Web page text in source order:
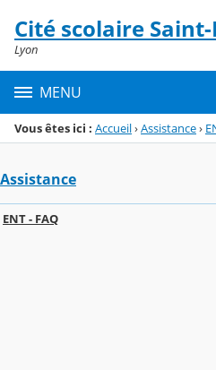
Menu de la rubrique
Contenu
Cité scolaire
Lyon
MENU
Vous êtes ici : Accueil›Assistance›
Assistance
ENT - FAQ